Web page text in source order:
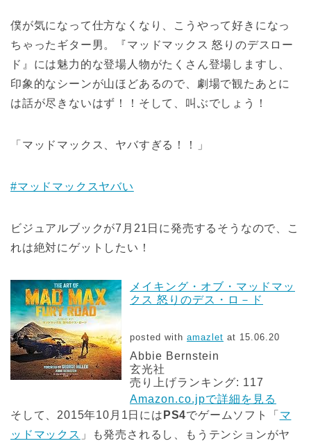
僕が気になって仕方なくなり、こうやって好きになっ
ちゃったギター男。『マッドマックス 怒りのデスロー
ド』には魅力的な登場人物がたくさん登場しますし、
印象的なシーンが山ほどあるので、劇場で観たあとに
は話が尽きないはず！！そして、叫ぶでしょう！
「マッドマックス、ヤバすぎる！！」
#マッドマックスヤバい
ビジュアルブックが7月21日に発売するそうなので、こ
れは絶対にゲットしたい！
メイキング・オブ・マッドマッ
クス 怒りのデス・ロ－ド
posted with amazlet at 15.06.20
Abbie Bernstein
玄光社
売り上げランキング: 117
Amazon.co.jpで詳細を見る
そして、2015年10月1日には PS4でゲームソフト「 マ
ッドマックス 」も発売されるし、もうテンションがヤ